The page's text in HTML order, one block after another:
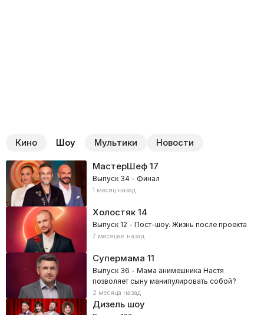
Кино Шоу Мультики Новости
МастерШеф17
Выпуск 34 - Финал
1 месяц назад
Холостяк14
Выпуск 12 - Пост-шоу. Жизнь после проекта
7 месяцев назад
Супермама 11
Выпуск 36 - Мама анимешника Настя
позволяет сыну манипулировать собой?
2 месяца назад
Дизель шоу